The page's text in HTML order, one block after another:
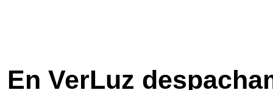
En VerLuz